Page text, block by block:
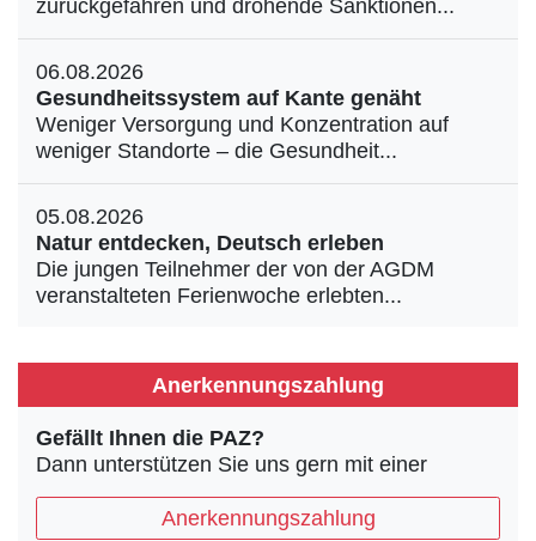
zurückgefahren und drohende Sanktionen...
06.08.2026
Gesundheitssystem auf Kante genäht
Weniger Versorgung und Konzentration auf
weniger Standorte – die Gesundheit...
05.08.2026
Natur entdecken, Deutsch erleben
Die jungen Teilnehmer der von der AGDM
veranstalteten Ferienwoche erlebten...
Anerkennungszahlung
Gefällt Ihnen die PAZ?
Dann unterstützen Sie uns gern mit einer
Anerkennungszahlung